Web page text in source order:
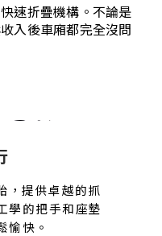
速折疊機構。不論是
入後車廂都完全沒問
提供卓越的抓
學的把手和座墊
愉快。